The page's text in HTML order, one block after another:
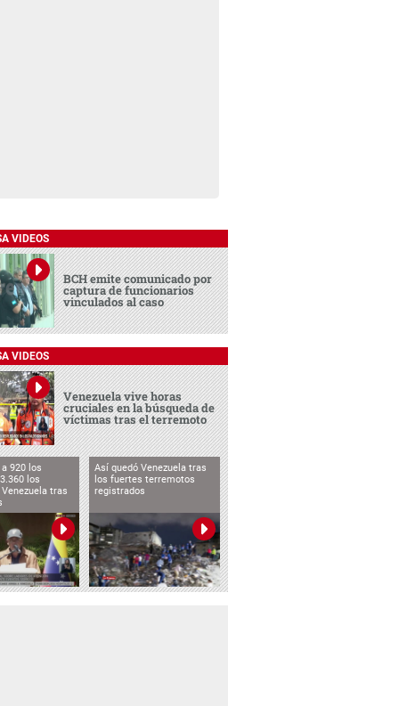
VIDEOS
BCH emite comunicado por
captura de funcionarios
vinculados al caso
VIDEOS
Venezuela vive horas
cruciales en la búsqueda de
víctimas tras el terremoto
920 los
los
tras
Así quedó Venezuela tras
los fuertes terremotos
registrados